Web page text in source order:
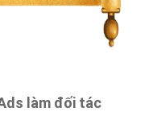
làm đối tác